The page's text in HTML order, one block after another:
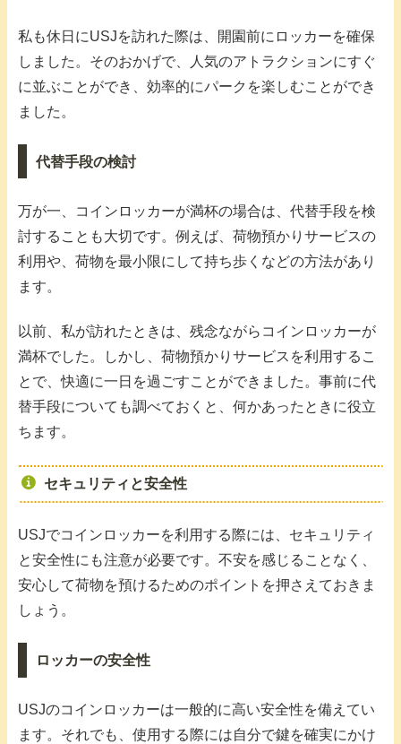
私も休日にUSJを訪れた際は、開園前にロッカーを確保
しました。そのおかげで、人気のアトラクションにすぐ
に並ぶことができ、効率的にパークを楽しむことができ
ました。
代替手段の検討
万が一、コインロッカーが満杯の場合は、代替手段を検
討することも大切です。例えば、荷物預かりサービスの
利用や、荷物を最小限にして持ち歩くなどの方法があり
ます。
以前、私が訪れたときは、残念ながらコインロッカーが
満杯でした。しかし、荷物預かりサービスを利用するこ
とで、快適に一日を過ごすことができました。事前に代
替手段についても調べておくと、何かあったときに役立
ちます。
セキュリティと安全性
USJでコインロッカーを利用する際には、セキュリティ
と安全性にも注意が必要です。不安を感じることなく、
安心して荷物を預けるためのポイントを押さえておきま
しょう。
ロッカーの安全性
USJのコインロッカーは一般的に高い安全性を備えてい
ます。それでも、使用する際には自分で鍵を確実にかけ